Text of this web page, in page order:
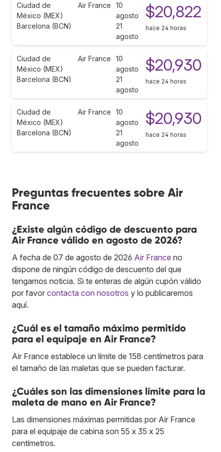
Ciudad de
México (MEX)
Barcelona (BCN)
Air France
10
agosto
21
agosto
$20,822
hace 24 horas
Ciudad de
México (MEX)
Barcelona (BCN)
Air France
10
agosto
21
agosto
$20,930
hace 24 horas
Ciudad de
México (MEX)
Barcelona (BCN)
Air France
10
agosto
21
agosto
$20,930
hace 24 horas
Preguntas frecuentes sobre Air
France
¿Existe algún código de descuento para
Air France válido en agosto de 2026?
A fecha de 07 de agosto de 2026 Air France no
dispone de ningún código de descuento del que
tengamos noticia. Si te enteras de algún cupón válido
por favor contacta con nosotros y lo publicaremos
aquí.
¿Cuál es el tamaño máximo permitido
para el equipaje en Air France?
Air France establece un límite de 158 centímetros para
el tamaño de las maletas que se pueden facturar.
¿Cuáles son las dimensiones límite para la
maleta de mano en Air France?
Las dimensiones máximas permitidas por Air France
para el equipaje de cabina son 55 x 35 x 25
centímetros.